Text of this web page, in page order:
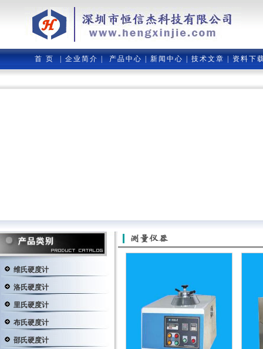
首 页 企业简介 产品中心 新闻中心 技术文章 资料下
维氏硬度计
洛氏硬度计
里氏硬度计
布氏硬度计
邵氏硬度计